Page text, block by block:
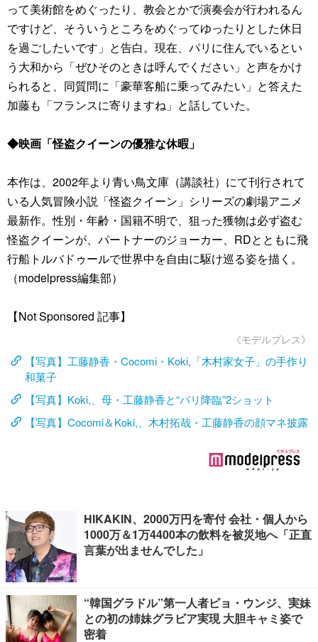
って美術館をめぐったり、教会とかで演奏会が行われるん
ですけど、そういうところをめぐってゆったりとした休日
を過ごしたいです」と告白。現在、パリに住んでいるとい
う大和から「ぜひそのときは呼んでください」と声をかけ
られると、同質問に「豪華客船に乗ってみたい」と答えた
加藤も「フランスに寄りますね」と話していた。
◆映画「怪盗クイーンの優雅な休暇」
本作は、2002年より青い鳥文庫（講談社）にて刊⾏されて
いる⼈気冒険⼩説「怪盗クイーン」シリーズの劇場アニメ
最新作。性別・年齢・国籍不明で、狙った獲物は必ず盗む
怪盗クイーンが、パートナーのジョーカー、RDとともに⾶
⾏船トルバドゥールで世界中を⾃由に駆け巡る姿を描く。
（modelpress編集部）
【Not Sponsored 記事】
《モデルプレス》
【写真】工藤静香・Cocomi・Koki,「木村家女子」の手作り
和菓子
【写真】Koki,、母・工藤静香と“パリ降臨”2ショット
【写真】Cocomi＆Koki,、木村拓哉・工藤静香の顔マネ披露
HIKAKIN、2000万円を寄付 会社・個人から
1000万＆1万4400本の飲料を被災地へ「正直
言葉が出ませんでした」
“韓国グラドル”第一人者ピョ・ウンジ、実妹
との初の姉妹グラビア実現 大胆キャミ姿で
密着